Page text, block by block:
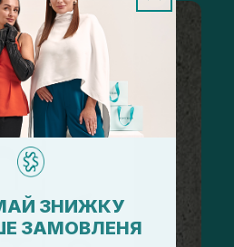
ЗНИЖКУ
ЗАМОВЛЕНЯ